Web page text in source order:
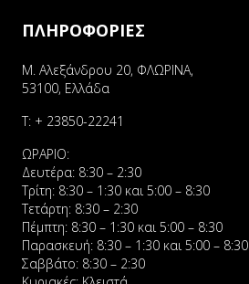
ΠΛΗΡΟΦΟΡΙΕΣ
Μ. Αλεξάνδρου 20, ΦΛΩΡΙΝΑ,
53100, Ελλάδα
Τ: + 23850-22241
ΩΡΑΡΙΟ:
Δευτέρα: 8:30 – 2:30
Τρίτη: 8:30 – 1:30 και 5:00 – 8:30
Τετάρτη: 8:30 – 2:30
Πέμπτη: 8:30 – 1:30 και 5:00 – 8:30
Παρασκευή: 8:30 – 1:30 και 5:00 – 8:30
Σαββάτο: 8:30 – 2:30